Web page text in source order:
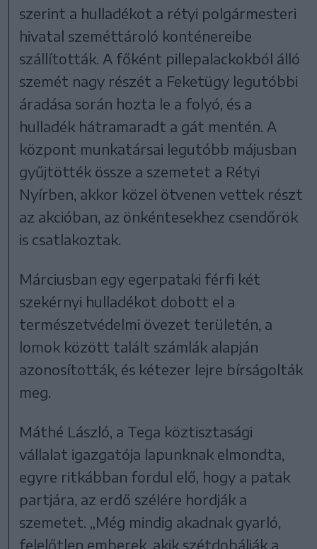
szerint a hulladékot a rétyi polgármesteri
hivatal szeméttároló konténereibe
szállították. A főként pillepalackokból álló
szemét nagy részét a Feketügy legutóbbi
áradása során hozta le a folyó, és a
hulladék hátramaradt a gát mentén. A
központ munkatársai legutóbb májusban
gyűjtötték össze a szemetet a Rétyi
Nyírben, akkor közel ötvenen vettek részt
az akcióban, az önkéntesekhez csendőrök
is csatlakoztak.
Márciusban egy egerpataki férfi két
szekérnyi hulladékot dobott el a
természetvédelmi övezet területén, a
lomok között talált számlák alapján
azonosították, és kétezer lejre bírságolták
meg.
Máthé László, a Tega köztisztasági
vállalat igazgatója lapunknak elmondta,
egyre ritkábban fordul elő, hogy a patak
partjára, az erdő szélére hordják a
szemetet. „Még mindig akadnak gyarló,
felelőtlen emberek, akik szétdobálják a